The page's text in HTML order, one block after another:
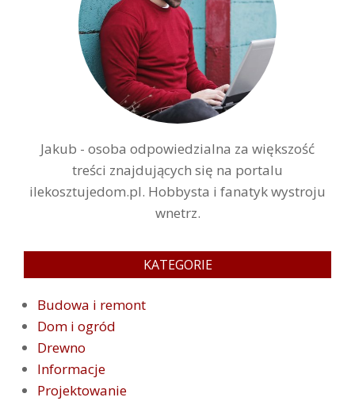
Jakub - osoba odpowiedzialna za większość
treści znajdujących się na portalu
ilekosztujedom.pl. Hobbysta i fanatyk wystroju
wnetrz.
KATEGORIE
Budowa i remont
Dom i ogród
Drewno
Informacje
Projektowanie